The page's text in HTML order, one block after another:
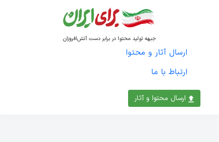
ارسال محتوا و آثار
جبهه تولید محتوا در برابر دست آتش‌افروزان
ارسال آثار و محتوا
ارتباط با ما